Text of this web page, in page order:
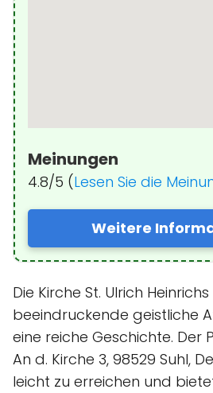
Meinungen
4.8/5 (Lesen Sie die
Weitere
Die Kirche St. Ulrich
beeindruckende geistliche
eine reiche Geschichte. Der
An d. Kirche 3, 98529 Suhl,
leicht zu erreichen und